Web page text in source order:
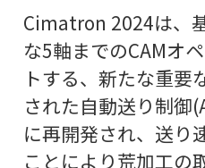
Cimatron 2024は、
な5軸までのCAMオ
トする、新たな重要
された自動送り制御
に再開発され、送り
ことにより荒加工の